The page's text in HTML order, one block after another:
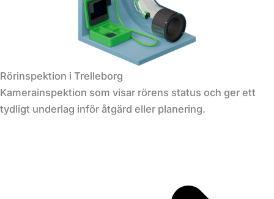
Rörinspektion i Trelleborg
Kamerainspektion som visar rörens status och ger ett
tydligt underlag inför åtgärd eller planering.